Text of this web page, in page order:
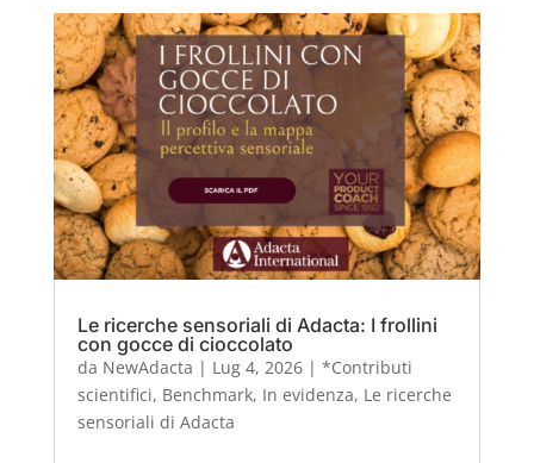
Le ricerche sensoriali di Adacta: I frollini
con gocce di cioccolato
da NewAdacta | Lug 4, 2026| *Contributi
scientifici, Benchmark, In evidenza, Le ricerche
sensoriali di Adacta